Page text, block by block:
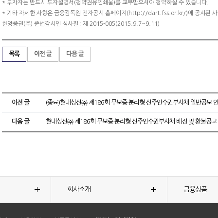
* 투자자는 반드시 투자설명서(청약권유인쇄물)를 교부받으셔야 청약하실 수 있습니다.
* 기타 자세한 사항은 금융감독원 전자공시 홈페이지(http://dart.fss.or.kr/)에 공시된 사
한양증권(주) 준법감시인 심사필 : 제 2015-005(2015.9.7~9.11)
목록 이전 글 다음 글
이전 글 (종료)현대상선㈜ 제186회 무보증 분리형 신주인수권부사채 일반공모
다음 글 현대상선㈜ 제186회 무보증 분리형 신주인수권부사채 배정 및 환불공고
회사소개 금융상품